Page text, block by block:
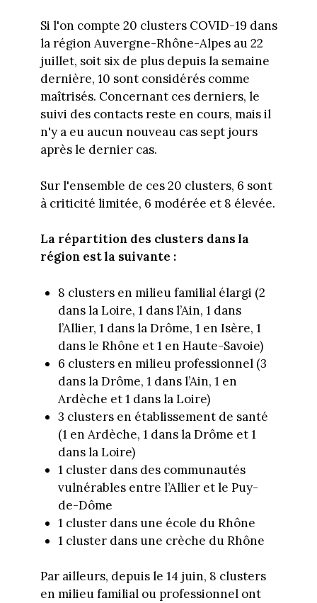
Si l'on compte 20 clusters COVID-19 dans
la région Auvergne-Rhône-Alpes au 22
juillet, soit six de plus depuis la semaine
dernière, 10 sont considérés comme
maîtrisés. Concernant ces derniers, le
suivi des contacts reste en cours, mais il
n'y a eu aucun nouveau cas sept jours
après le dernier cas.
Sur l'ensemble de ces 20 clusters, 6 sont
à criticité limitée, 6 modérée et 8 élevée.
La répartition des clusters dans la
région est la suivante :
8 clusters en milieu familial élargi (2
dans la Loire, 1 dans l’Ain, 1 dans
l’Allier, 1 dans la Drôme, 1 en Isère, 1
dans le Rhône et 1 en Haute-Savoie)
6 clusters en milieu professionnel (3
dans la Drôme, 1 dans l’Ain, 1 en
Ardèche et 1 dans la Loire)
3 clusters en établissement de santé
(1 en Ardèche, 1 dans la Drôme et 1
dans la Loire)
1 cluster dans des communautés
vulnérables entre l’Allier et le Puy-
de-Dôme
1 cluster dans une école du Rhône
1 cluster dans une crèche du Rhône
Par ailleurs, depuis le 14 juin, 8 clusters
en milieu familial ou professionnel ont